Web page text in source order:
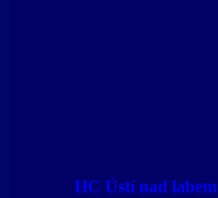
HC Ústí nad labem